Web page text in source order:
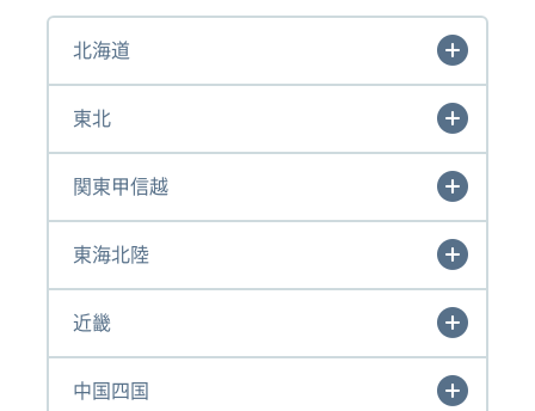
北海道
東北
関東甲信越
東海北陸
近畿
中国四国